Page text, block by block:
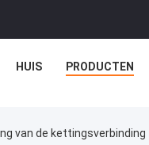
HUIS PRODUCTEN
van de kettingsverbinding